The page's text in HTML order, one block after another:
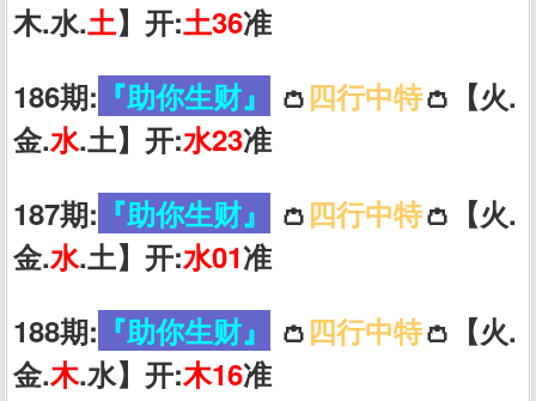
木.水.土】开:土36准
186期: 『助你生财』 👛四行中特👛【火.
金.水.土】开:水23准
187期: 『助你生财』 👛四行中特👛【火.
金.水.土】开:水01准
188期: 『助你生财』 👛四行中特👛【火.
金.木.水】开:木16准